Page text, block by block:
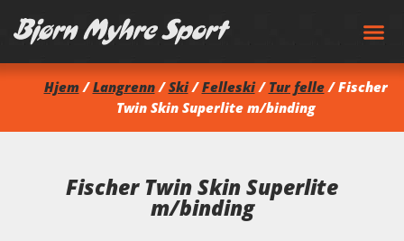
Hjem/Langrenn/Ski/Felleski/Tur felle/ Fischer
Twin Skin Superlite m/binding
Fischer Twin Skin Superlite
m/binding